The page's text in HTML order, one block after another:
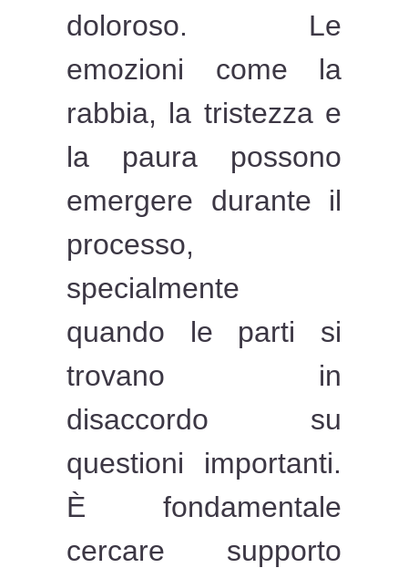
doloroso. Le
emozioni come la
rabbia, la tristezza e
la paura possono
emergere durante il
processo,
specialmente
quando le parti si
trovano in
disaccordo su
questioni importanti.
È fondamentale
cercare supporto